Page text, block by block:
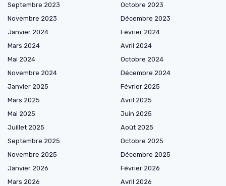
Septembre 2023
Octobre 2023
Novembre 2023
Décembre 2023
Janvier 2024
Février 2024
Mars 2024
Avril 2024
Mai 2024
Octobre 2024
Novembre 2024
Décembre 2024
Janvier 2025
Février 2025
Mars 2025
Avril 2025
Mai 2025
Juin 2025
Juillet 2025
Août 2025
Septembre 2025
Octobre 2025
Novembre 2025
Décembre 2025
Janvier 2026
Février 2026
Mars 2026
Avril 2026